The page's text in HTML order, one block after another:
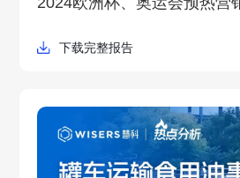
下载完整报告